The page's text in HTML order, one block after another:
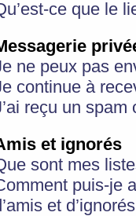
ce que le
ne peux pas
continue à
reçu un
et ignorés
sont mes
puis-je
et